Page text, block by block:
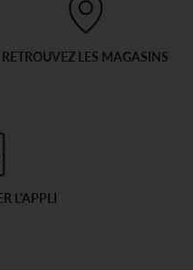
RETROUVEZ LES MAGASINS
L'APPLI